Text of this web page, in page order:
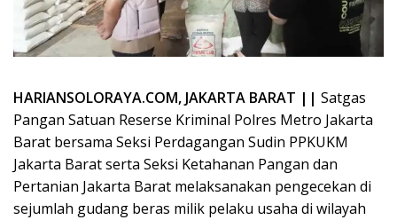
HARIANSOLORAYA.COM, JAKARTA BARAT || Satgas
Pangan Satuan Reserse Kriminal Polres Metro Jakarta
Barat bersama Seksi Perdagangan Sudin PPKUKM
Jakarta Barat serta Seksi Ketahanan Pangan dan
Pertanian Jakarta Barat melaksanakan pengecekan di
sejumlah gudang beras milik pelaku usaha di wilayah